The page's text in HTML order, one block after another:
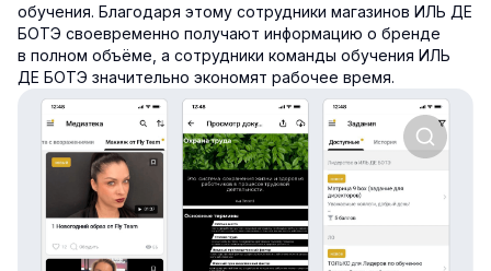
обучения. Благодаря этому сотрудники магазинов ИЛЬ ДЕ
БОТЭ своевременно получают информацию о бренде
в полном объёме, а сотрудники команды обучения ИЛЬ
ДЕ БОТЭ значительно экономят рабочее время.